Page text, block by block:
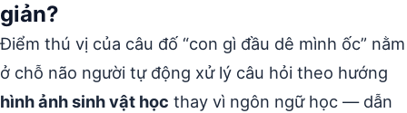
giản?
Điểm thú vị của câu đố “con gì đầu dê mình ốc” nằm
ở chỗ não người tự động xử lý câu hỏi theo hướng
hình ảnh sinh vật học thay vì ngôn ngữ học — dẫn